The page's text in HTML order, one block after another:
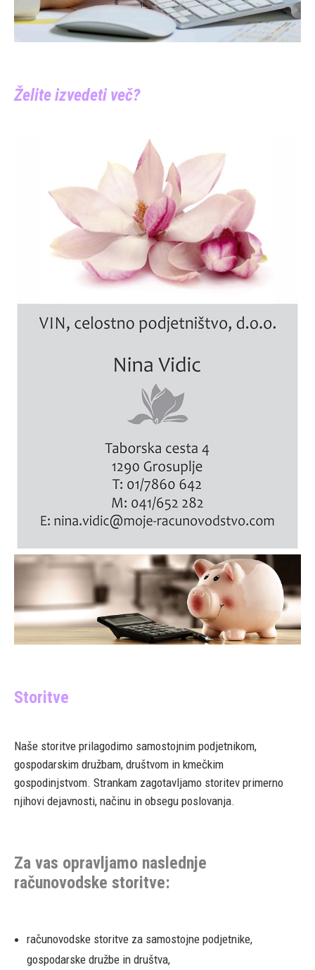
Želite izvedeti več?
Storitve
Naše storitve prilagodimo samostojnim podjetnikom,
gospodarskim družbam, društvom in kmečkim
gospodinjstvom. Strankam zagotavljamo storitev primerno
njihovi dejavnosti, načinu in obsegu poslovanja.
Za vas opravljamo naslednje
računovodske storitve:
računovodske storitve za samostojne podjetnike,
gospodarske družbe in društva,